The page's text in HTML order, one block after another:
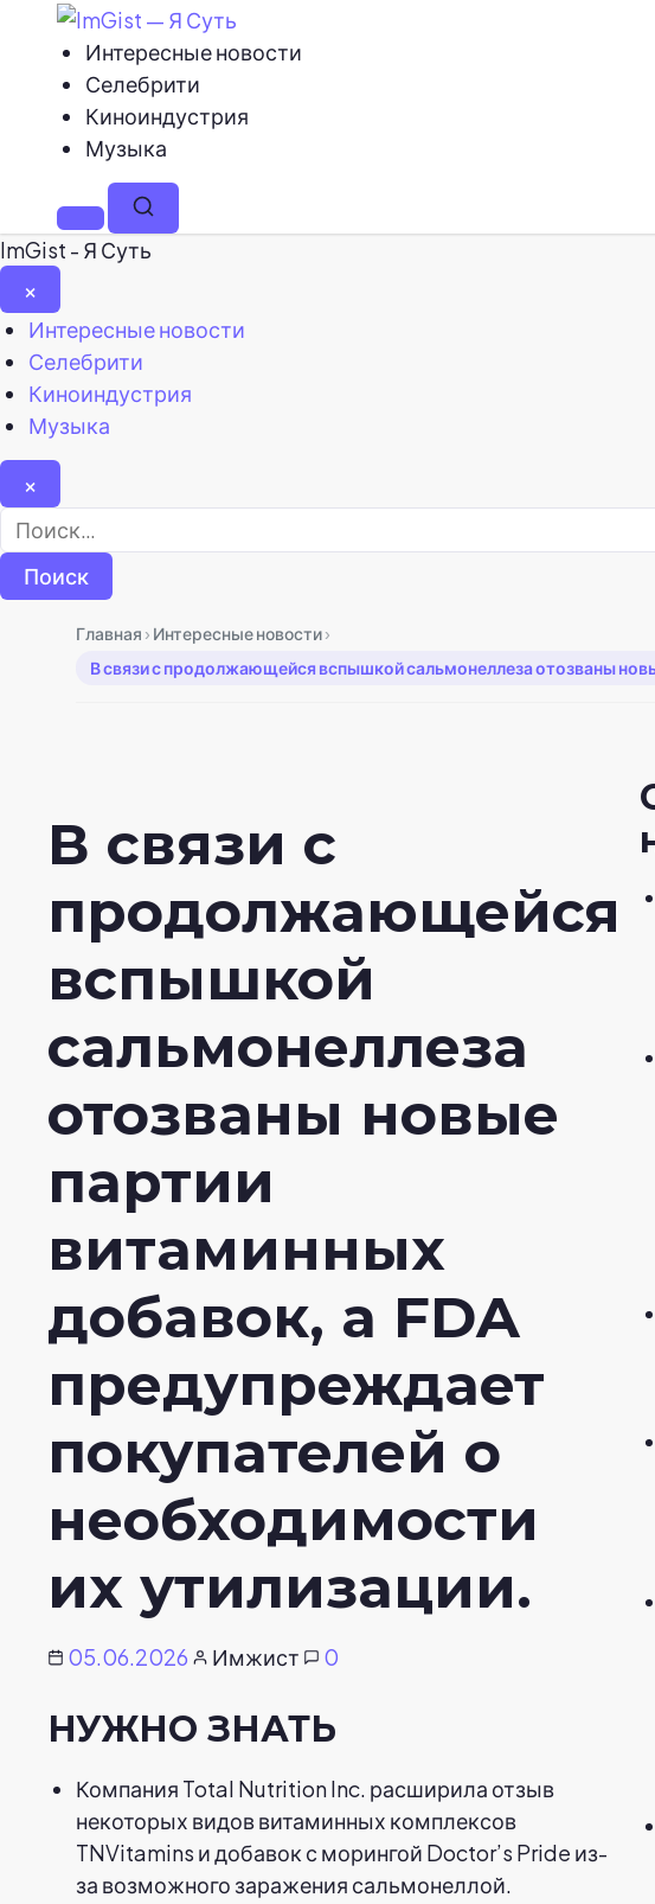
Интересные новости
Селебрити
Киноиндустрия
Музыка
МенюПоиск
ImGist - Я Суть
×
Закрыть
меню
Интересные новости
Селебрити
Киноиндустрия
Музыка
×
Найти:
Главная › Интересные новости›
В связи с продолжающейся вспышкой сальмонеллеза отозваны
В связи с
продолжающейся
вспышкой
сальмонеллеза
отозваны новые
партии
витаминных
добавок, а FDA
предупреждает
покупателей о
необходимости
их утилизации.
05.06.2026 Имжист 0
НУЖНО ЗНАТЬ
Компания Total Nutrition Inc. расширила отзыв
некоторых видов витаминных комплексов
TNVitamins и добавок с морингой Doctor’s Pride из-
за возможного заражения сальмонеллой.